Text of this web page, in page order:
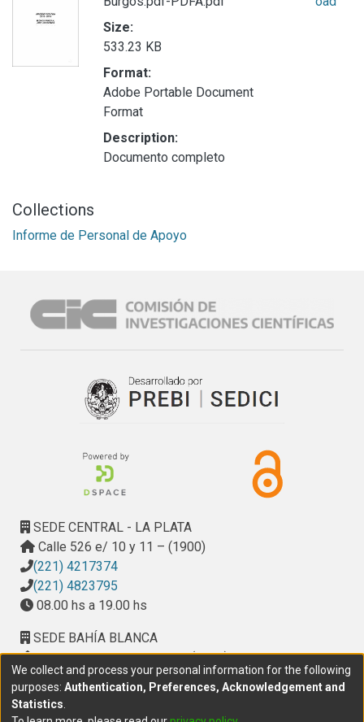
Size:
533.23 KB
Format:
Adobe Portable Document
Format
Description:
Documento completo
Collections
Informe de Personal de Apoyo
SEDE CENTRAL - LA PLATA
Calle 526 e/ 10 y 11 – (1900)
(221) 4217374
(221) 4823795
08.00 hs a 19.00 hs
SEDE BAHÍA BLANCA
Calle Ciudad de Cali 320 – (8000). Universidad
Provincial del Sudoeste (UPSO)
(291) 459 2550
, interno 147
10.00 h a 14.00 h
We collect and process your personal information for the following
purposes: Authentication, Preferences, Acknowledgement and
Statistics